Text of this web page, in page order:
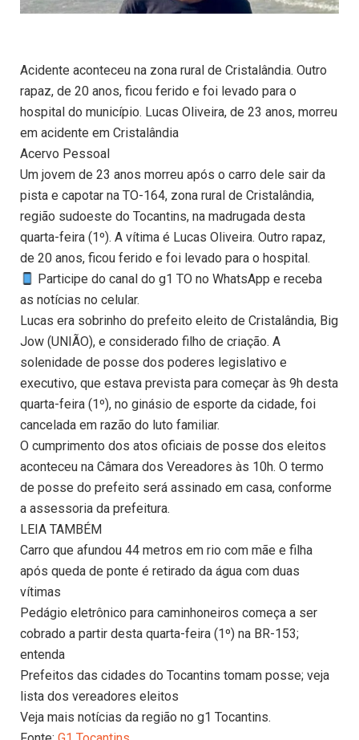
Acidente aconteceu na zona rural de Cristalândia. Outro
rapaz, de 20 anos, ficou ferido e foi levado para o
hospital do município. Lucas Oliveira, de 23 anos, morreu
em acidente em Cristalândia
Acervo Pessoal
Um jovem de 23 anos morreu após o carro dele sair da
pista e capotar na TO-164, zona rural de Cristalândia,
região sudoeste do Tocantins, na madrugada desta
quarta-feira (1º). A vítima é Lucas Oliveira. Outro rapaz,
de 20 anos, ficou ferido e foi levado para o hospital.
Participe do canal do g1 TO no WhatsApp e receba
as notícias no celular.
Lucas era sobrinho do prefeito eleito de Cristalândia, Big
Jow (UNIÃO), e considerado filho de criação. A
solenidade de posse dos poderes legislativo e
executivo, que estava prevista para começar às 9h desta
quarta-feira (1º), no ginásio de esporte da cidade, foi
cancelada em razão do luto familiar.
O cumprimento dos atos oficiais de posse dos eleitos
aconteceu na Câmara dos Vereadores às 10h. O termo
de posse do prefeito será assinado em casa, conforme
a assessoria da prefeitura.
LEIA TAMBÉM
Carro que afundou 44 metros em rio com mãe e filha
após queda de ponte é retirado da água com duas
vítimas
Pedágio eletrônico para caminhoneiros começa a ser
cobrado a partir desta quarta-feira (1º) na BR-153;
entenda
Prefeitos das cidades do Tocantins tomam posse; veja
lista dos vereadores eleitos
Veja mais notícias da região no g1 Tocantins.